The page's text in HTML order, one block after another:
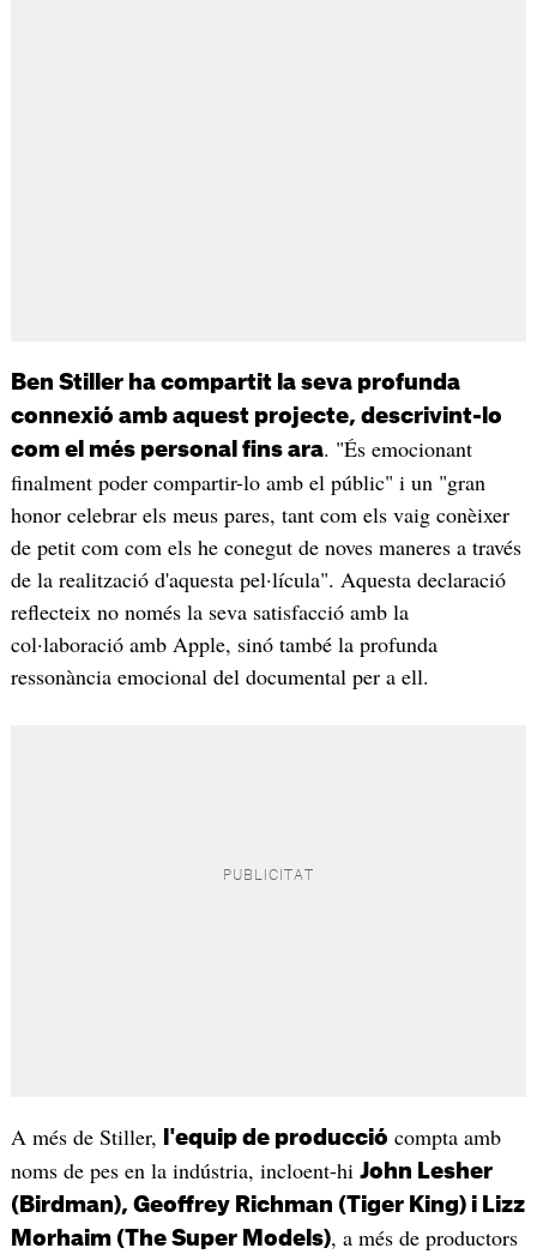
Ben Stiller ha compartit la seva profunda
connexió amb aquest projecte, descrivint-lo
com el més personal fins ara. "És emocionant
finalment poder compartir-lo amb el públic" i un "gran
honor celebrar els meus pares, tant com els vaig conèixer
de petit com com els he conegut de noves maneres a través
de la realització d'aquesta pel·lícula". Aquesta declaració
reflecteix no només la seva satisfacció amb la
col·laboració amb Apple, sinó també la profunda
ressonància emocional del documental per a ell.
A més de Stiller, l'equip de producció compta amb
noms de pes en la indústria, incloent-hi John Lesher
(Birdman), Geoffrey Richman (Tiger King) i Lizz
Morhaim (The Super Models), a més de productors